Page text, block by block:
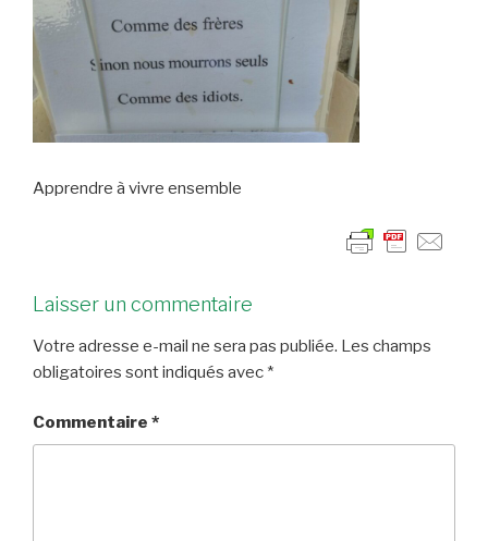
Apprendre à vivre ensemble
Laisser un commentaire
Votre adresse e-mail ne sera pas publiée. Les champs
obligatoires sont indiqués avec *
Commentaire *